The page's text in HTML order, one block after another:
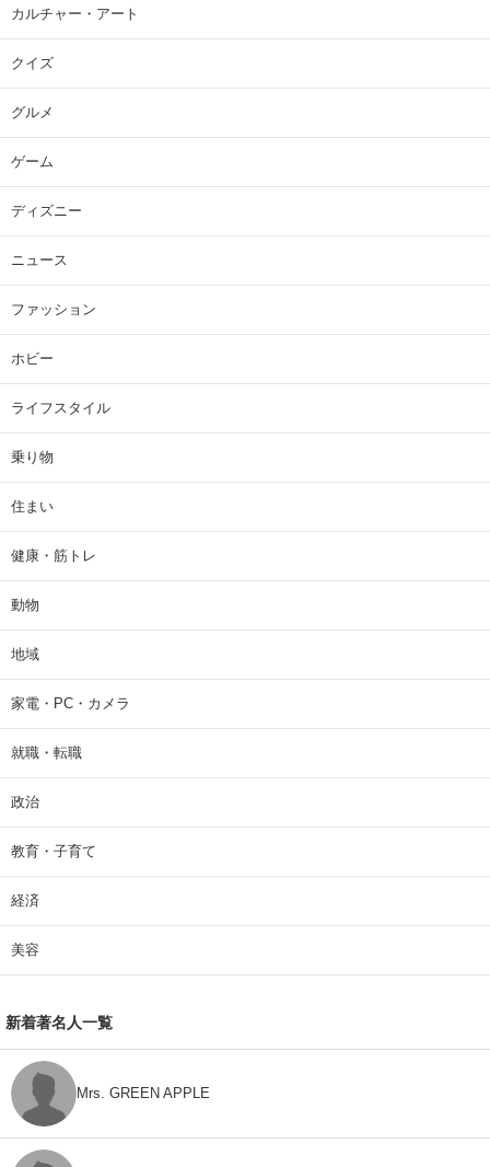
カルチャー・アート
クイズ
グルメ
ゲーム
ディズニー
ニュース
ファッション
ホビー
ライフスタイル
乗り物
住まい
健康・筋トレ
動物
地域
家電・PC・カメラ
就職・転職
政治
教育・子育て
経済
美容
新着著名人一覧
Mrs. GREEN APPLE